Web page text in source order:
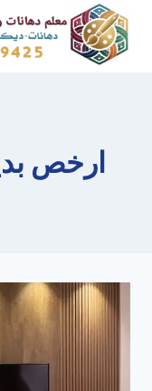
التجاوز
المحتوى
ارخص